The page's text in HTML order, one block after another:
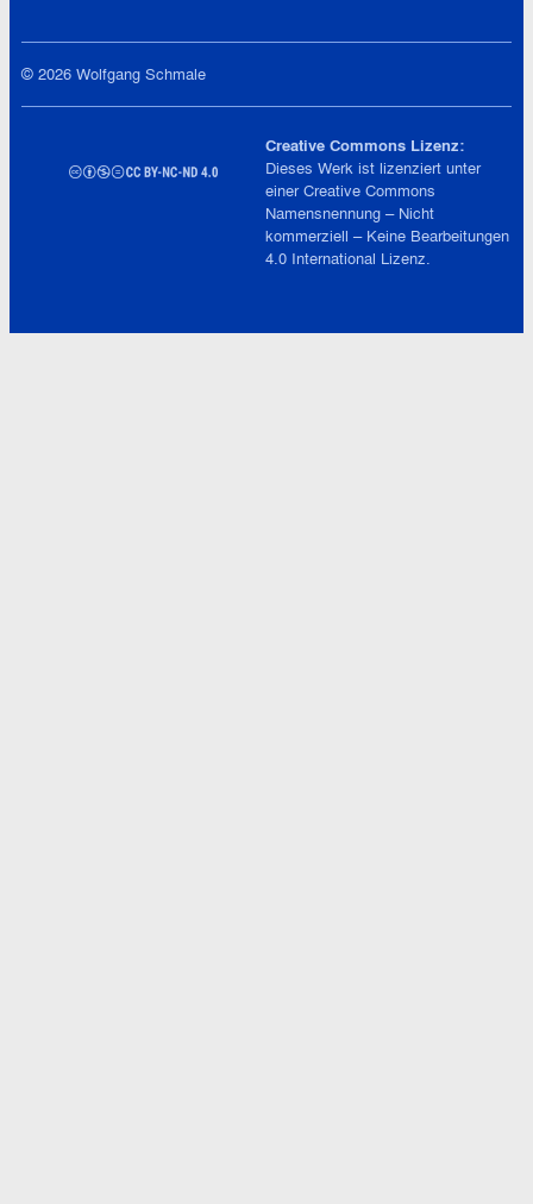
© 2026 Wolfgang Schmale
Creative Commons Lizenz:
Dieses Werk ist lizenziert unter
einerCreative Commons
Namensnennung – Nicht
kommerziell – Keine Bearbeitungen
4.0 International Lizenz.